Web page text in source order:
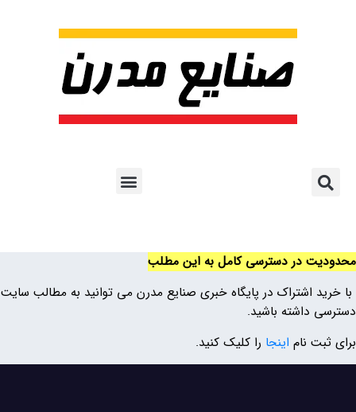
محدودیت در دسترسی کامل به این مطلب
با خرید اشتراک در پایگاه خبری صنایع مدرن می توانید به مطالب سایت
دسترسی داشته باشید.
برای ثبت نام اینجا را کلیک کنید.